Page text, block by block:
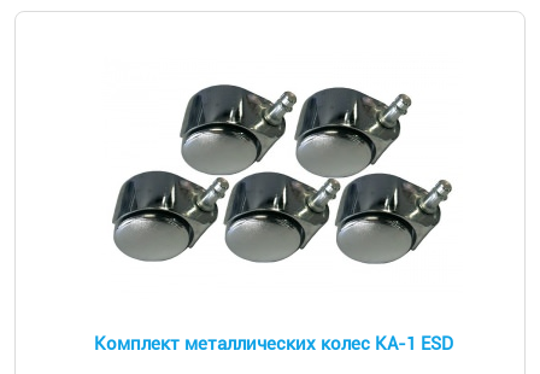
Комплект металлических колес КА-1 ESD